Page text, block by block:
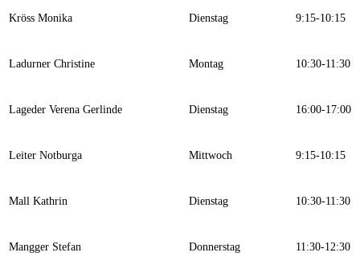
Kröss Monika Dienstag 9:15-10:15
Ladurner Christine Montag 10:30-11:30
Lageder Verena Gerlinde Dienstag 16:00-17:00
Leiter Notburga Mittwoch 9:15-10:15
Mall Kathrin Dienstag 10:30-11:30
Mangger Stefan Donnerstag 11:30-12:30